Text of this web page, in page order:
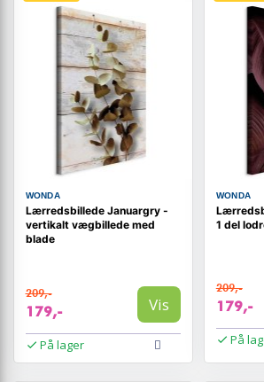
WONDA
Lærredsbillede Januargry -
vertikalt vægbillede med
blade
209,-
179,- Vis
På lager
WONDA
1 del
209,-
179,-
På